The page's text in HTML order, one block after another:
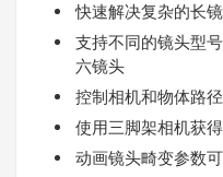
快速解决复杂的长
支持不同的镜头型
六镜头
控制相机和物体路
使用三脚架相机获
动画镜头畸变参数